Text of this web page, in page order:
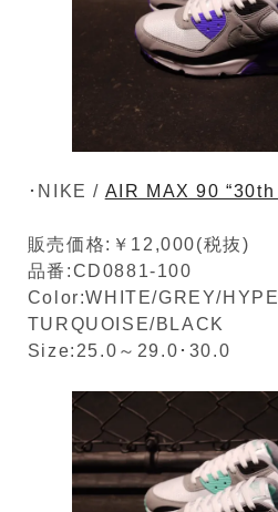
･NIKE / AIR MAX 90
販売価格:￥12,000(税抜)
品番:CD0881-100
Color:WHITE/GREY/
TURQUOISE/BLACK
Size:25.0～29.0･30.0